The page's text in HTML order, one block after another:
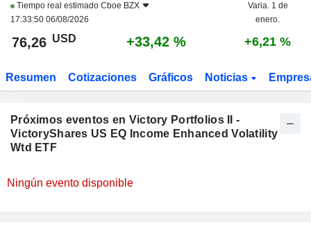
Tiempo real estimado Cboe BZX
17:33:50 06/08/2026
Varia. 1 de
enero.
76,26 USD +33,42 % +6,21 %
Resumen Cotizaciones Gráficos Noticias
Próximos eventos en Victory Portfolios II -
VictoryShares US EQ Income Enhanced Volatility
Wtd ETF
Ningún evento disponible